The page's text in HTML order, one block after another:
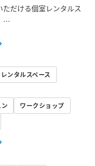
だける個室レンタルス
アレルギー、長く使え
リノリウム」で塗装し
のお隣のお部屋「ター
、各種配信やウェブ会議
レンタルスペース
ワークショップ